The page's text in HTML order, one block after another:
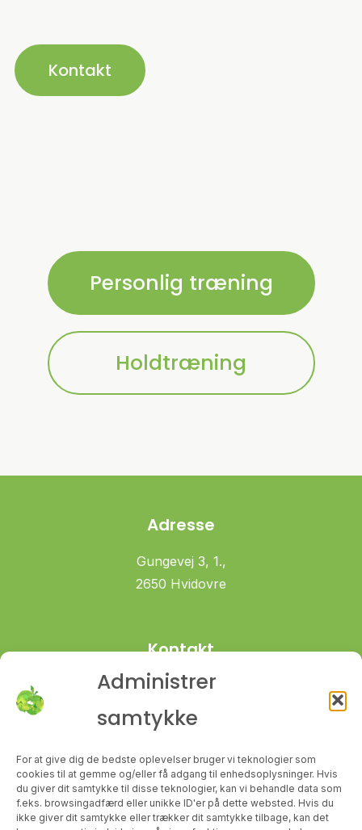
Administrer
samtykke
For at give dig de bedste oplevelser bruger vi teknologier som
cookies til at gemme og/eller få adgang til enhedsoplysninger. Hvis
du giver dit samtykke til disse teknologier, kan vi behandle data som
f.eks. browsingadfærd eller unikke ID'er på dette websted. Hvis du
ikke giver dit samtykke eller trækker dit samtykke tilbage, kan det
Kontakt
Personlig træning
Holdtræning
Adresse
Gungevej 3, 1.,
2650 Hvidovre
Kontakt
+45 61 70 66 45
signe@sundmedsigne.dk
Følg med